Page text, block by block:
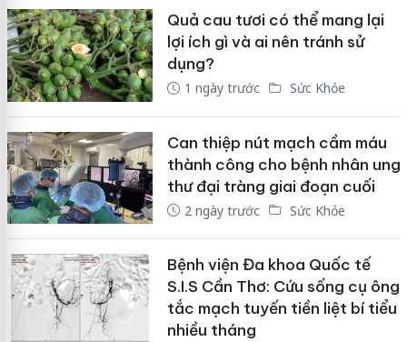
Quả cau tươi có thể mang lại
lợi ích gì và ai nên tránh sử
dụng?
1 ngày trước Sức Khỏe
Can thiệp nút mạch cầm máu
thành công cho bệnh nhân ung
thư đại tràng giai đoạn cuối
2 ngày trước Sức Khỏe
Bệnh viện Đa khoa Quốc tế
S.I.S Cần Thơ: Cứu sống cụ ông
tắc mạch tuyến tiền liệt bí tiểu
nhiều tháng